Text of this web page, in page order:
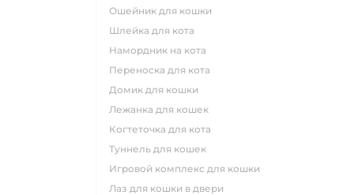
ошейник для кошки
шлейка для кота
намордник на кота
переноска для кота
домик для кошки
лежанка для кошек
когтеточка для кота
туннель для кошек
игровой комплекс для кошки
лаз для кошки в двери